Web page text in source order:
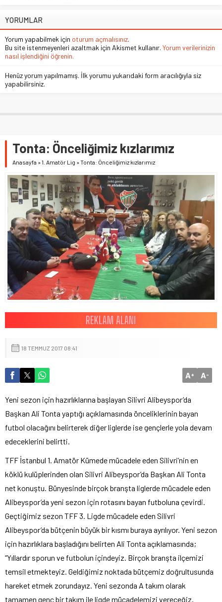
YORUMLAR
Yorum yapabilmek için oturum açmalısınız.
Bu site istenmeyenleri azaltmak için Akismet kullanır. Yorum verilerinizin
nasıl işlendiğini öğrenin.
Henüz yorum yapılmamış. İlk yorumu yukarıdaki form aracılığıyla siz
yapabilirsiniz.
Tonta: Önceliğimiz kızlarımız
Anasayfa »1. Amatör Lig »Tonta: Önceliğimiz kızlarımız
18 TEMMUZ 2017 08:41
A+ A-
Yeni sezon için hazırlıklarına başlayan Silivri Alibeyspor’da
Başkan Ali Tonta yaptığı açıklamasında önceliklerinin bayan
futbol olacağını belirterek diğer liglerde ise gençlerle yola devam
edeceklerini belirtti.
TFF İstanbul 1. Amatör Kümede mücadele eden Silivri’nin en
köklü kulüplerinden olan Silivri Alibeyspor’da Başkan Ali Tonta
net konuştu. Bünyesinde birçok branşta liglerde mücadele eden
Alibeyspor’da yeni sezon için rotasını bayan futboluna çevirdi.
Geçtiğimiz sezon TFF 3. Ligde mücadele eden Silivri
Alibeyspor’da bütçenin büyük bir kısmı buraya ayrılıyor. Yeni sezon
için hazırlıklara başladığını belirten Ali Tonta açıklamasında;
“Yıllardır sporun ve futbolun içindeyiz. Birçok branşta ilçemizi
temsil etmekteyiz. Geldiğimiz noktada bütçemiz doğrultusunda
hareket etmek zorundayız. Yeni sezonda A takım olarak
tamamen genç bir takım ile ligde mücadelemizi vereceğiz.